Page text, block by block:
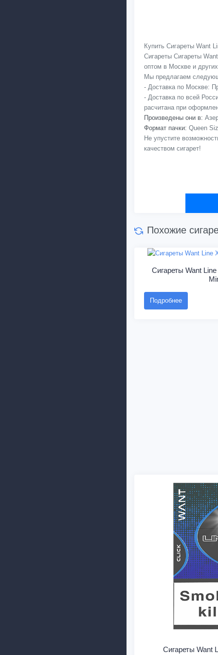
Купить Сигареты Want
Сигареты Сигареты
оптом в Москве и
Мы предлагаем
- Доставка по Москве:
- Доставка по всей
расчитана при
Произведены они в:
Формат пачки: Queen
Не упустите
качеством сигарет!
Похожие
Сигареты Want
Подробнее
Сигареты Want